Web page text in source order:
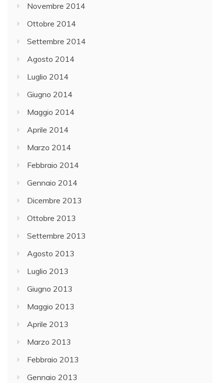
Novembre 2014
Ottobre 2014
Settembre 2014
Agosto 2014
Luglio 2014
Giugno 2014
Maggio 2014
Aprile 2014
Marzo 2014
Febbraio 2014
Gennaio 2014
Dicembre 2013
Ottobre 2013
Settembre 2013
Agosto 2013
Luglio 2013
Giugno 2013
Maggio 2013
Aprile 2013
Marzo 2013
Febbraio 2013
Gennaio 2013